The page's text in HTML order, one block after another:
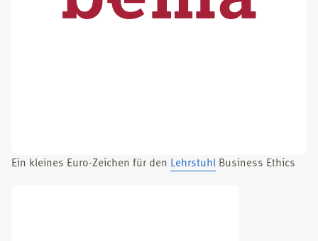
Ein klei­nes Euro-Zei­chen für den Lehr­stuhl Busi­ness Ethics